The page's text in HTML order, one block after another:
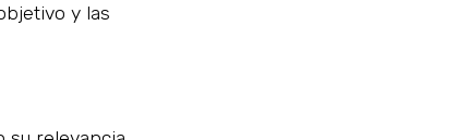
y las
tiendas online